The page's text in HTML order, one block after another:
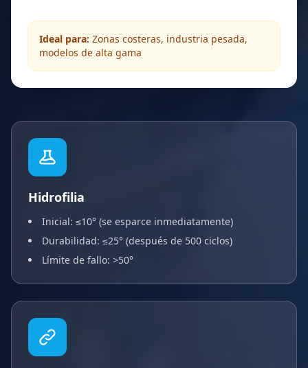
Ideal para: Zonas costeras, industria pesada,
modelos de alta gama
Hidrofilia
Inicial: ≤10° (se esparce inmediatamente)
Durabilidad: ≤25° (después de 500 ciclos)
Límite de fallo: >50°